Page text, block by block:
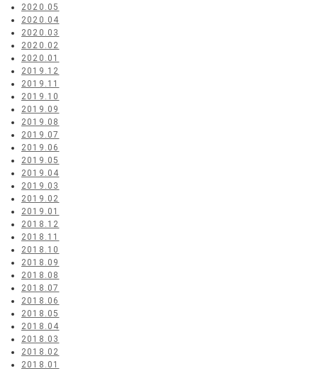
2020.05
2020.04
2020.03
2020.02
2020.01
2019.12
2019.11
2019.10
2019.09
2019.08
2019.07
2019.06
2019.05
2019.04
2019.03
2019.02
2019.01
2018.12
2018.11
2018.10
2018.09
2018.08
2018.07
2018.06
2018.05
2018.04
2018.03
2018.02
2018.01